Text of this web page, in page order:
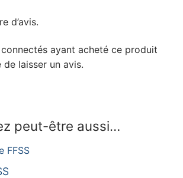
d’avis.
ayant acheté ce produit
laisser un avis.
peut-être aussi…